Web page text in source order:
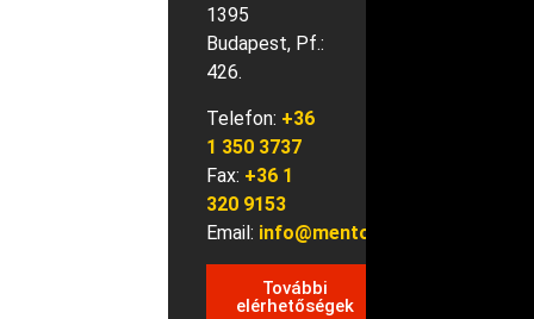
1395
Budapest, Pf.:
426.
Telefon: +36
1 350 3737
Fax: +36 1
320 9153
Email: info@mentok.hu
További
elérhetőségek